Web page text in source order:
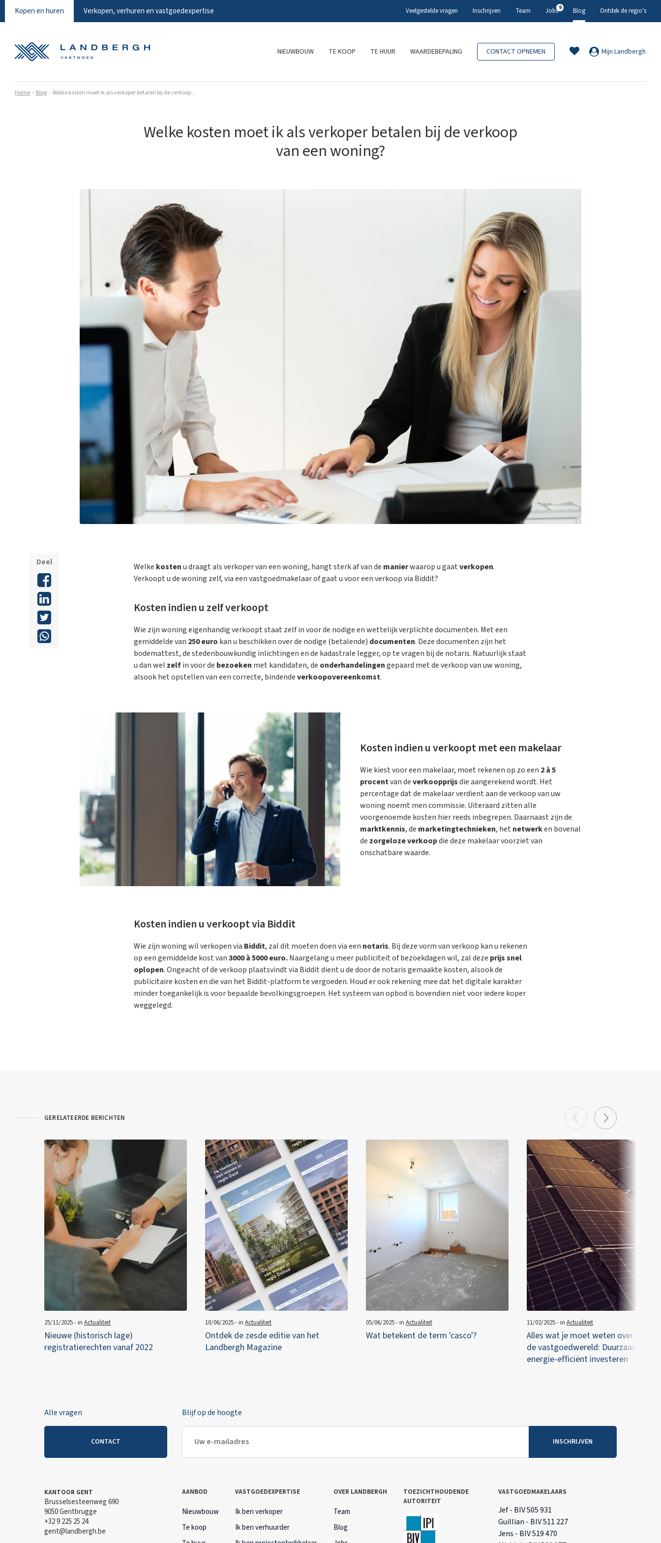
NIEUWBOUW TE KOOP TE HUUR WAARDEBEPALING CONTACT OPNEMEN Mijn Landbergh
Kopen en huren Verkopen, verhuren en vastgoedexpertise Veelgestelde vragen Inschrijven Team Jobs9 Blog Ontdek de regio's
Home Blog Welke kosten moet ik als verkoper betalen bij de verkoop...
Welke kosten moet ik als verkoper betalen bij de verkoop
van een woning?
Welke kostenu draagt als verkoper van een woning, hangt sterk af van de manierwaarop u gaatverkopen.
Verkoopt u de woning zelf, via een vastgoedmakelaar of gaat u voor een verkoop via Biddit?
Kosten indien u zelf verkoopt
Wie zijn woning eigenhandig verkoopt staat zelf in voor de nodige en wettelijk verplichte documenten. Met een
gemiddelde van 250 euro kan u beschikken over de nodige (betalende) documenten. Deze documenten zijn het
bodemattest, de stedenbouwkundig inlichtingen en de kadastrale legger, op te vragen bij de notaris. Natuurlijk staat
u dan wel zelfin voor de bezoeken met kandidaten, de onderhandelingengepaard met de verkoop van uw woning,
alsook het opstellen van een correcte, bindendeverkoopovereenkomst.
Kosten indien u verkoopt met een makelaar
Wie kiest voor een makelaar, moet rekenen op zo een 2 à 5
procentvan deverkoopprijsdie aangerekend wordt. Het
percentage dat de makelaar verdient aan de verkoop van uw
woning noemt men commissie. Uiteraard zitten alle
voorgenoemde kosten hier reeds inbegrepen. Daarnaast zijn de
marktkennis, de marketingtechnieken, het netwerken bovenal
de zorgeloze verkoopdie deze makelaar voorziet van
onschatbare waarde.
Kosten indien u verkoopt via Biddit
Wie zijn woning wil verkopen via Biddit, zal dit moeten doen via een notaris. Bij deze vorm van verkoop kan u rekenen
op een gemiddelde kost van3000 à 5000 euro.Naargelang u meer publiciteit of bezoekdagen wil, zal deze prijs snel
oplopen. Ongeacht of de verkoop plaatsvindt via Biddit dient u de door de notaris gemaakte kosten, alsook de
publicitaire kosten en die van het Biddit-platform te vergoeden. Houd er ook rekening mee dat het digitale karakter
minder toegankelijk is voor bepaalde bevolkingsgroepen. Het systeem van opbod is bovendien niet voor iedere koper
weggelegd.
Deel
GERELATEERDE BERICHTEN
25/11/2025 - in Actualiteit
Nieuwe (historisch lage)
registratierechten vanaf 2022
10/06/2025 - in Actualiteit
Ontdek de zesde editie van het
Landbergh Magazine
05/06/2025 - in Actualiteit
Wat betekent de term 'casco'?
11/02/2025 - in Actualiteit
Alles wat je moet weten over
de vastgoedwereld: Duurzaam en
energie-efficiënt investeren
Alle vragen
CONTACT
Blijf op de hoogte
INSCHRIJVEN
KANTOOR GENT
Brusselsesteenweg 690
9050 Gentbrugge
+32 9 225 25 24
gent@landbergh.be
AANBOD
Nieuwbouw
Te koop
VASTGOEDEXPERTISE
Ik ben verkoper
Ik ben verhuurder
OVER LANDBERGH
Team
Blog
TOEZICHTHOUDENDE
AUTORITEIT
VASTGOEDMAKELAARS
Jef - BIV 505 931
Guillian - BIV 511 227
Jens - BIV 519 470